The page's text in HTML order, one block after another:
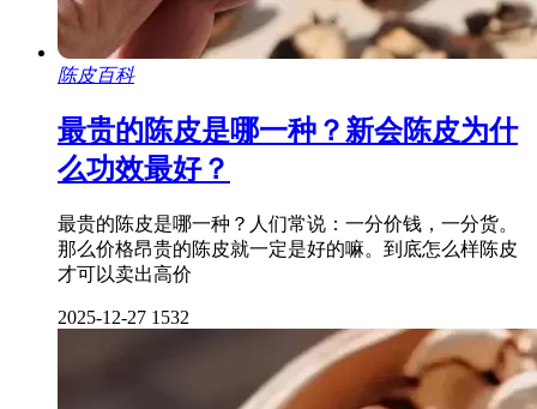
陈皮百科
最贵的陈皮是哪一种？新会陈皮为什
么功效最好？
最贵的陈皮是哪一种？人们常说：一分价钱，一分货。
那么价格昂贵的陈皮就一定是好的嘛。到底怎么样陈皮
才可以卖出高价
2025-12-27 1532